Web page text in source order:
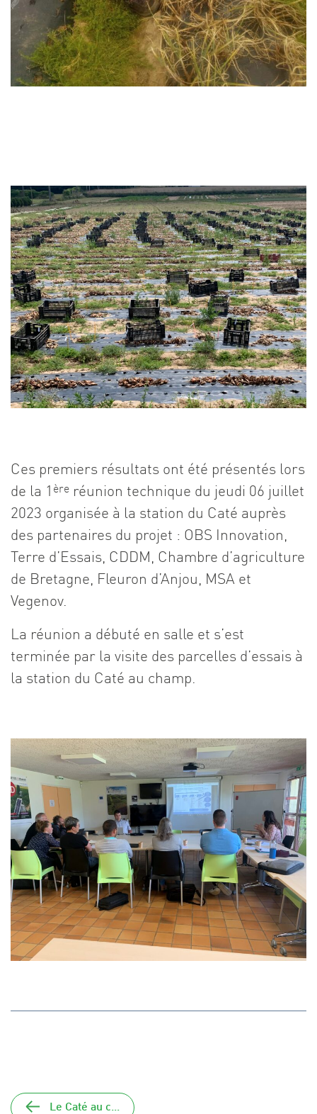
Ces premiers résultats ont été présentés lors
de la 1 ère réunion technique du jeudi 06 juillet
2023 organisée à la station du Caté auprès
des partenaires du projet : OBS Innovation,
Terre d’Essais, CDDM, Chambre d’agriculture
de Bretagne, Fleuron d’Anjou, MSA et
Vegenov.
La réunion a débuté en salle et s’est
terminée par la visite des parcelles d’essais à
la station du Caté au champ.
Le Caté au c...